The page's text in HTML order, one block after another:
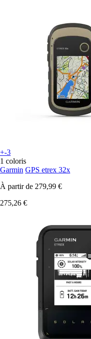
+-3
1 coloris
Garmin GPS etrex 32x
À partir de 279,99 €
275,26 €